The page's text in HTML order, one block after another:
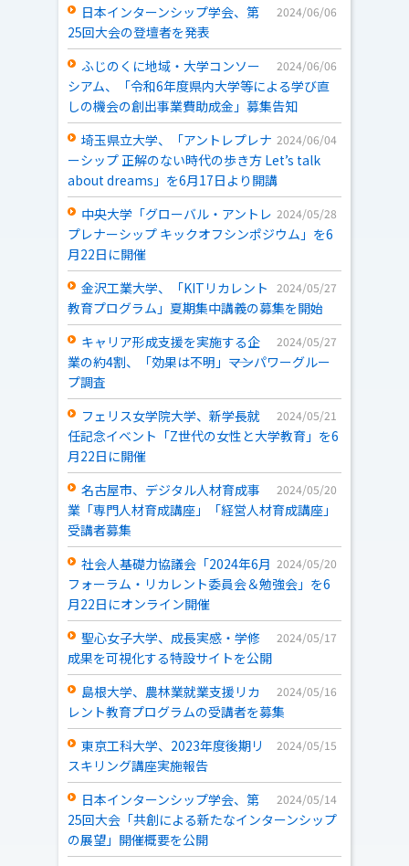
2024/06/06
日本インターンシップ学会、第
25回大会の登壇者を発表
2024/06/06
ふじのくに地域・大学コンソー
シアム、「令和6年度県内大学等による学び直
しの機会の創出事業費助成金」募集告知
2024/06/04
埼玉県立大学、「アントレプレナ
ーシップ 正解のない時代の歩き方 Let’s talk
about dreams」を6月17日より開講
2024/05/28
中央大学「グローバル・アントレ
プレナーシップ キックオフシンポジウム」を6
月22日に開催
2024/05/27
金沢工業大学、「KITリカレント
教育プログラム」夏期集中講義の募集を開始
2024/05/27
キャリア形成支援を実施する企
業の約4割、「効果は不明」――マンパワーグルー
プ調査
2024/05/21
フェリス女学院大学、新学長就
任記念イベント「Z世代の女性と大学教育」を6
月22日に開催
2024/05/20
名古屋市、デジタル人材育成事
業「専門人材育成講座」「経営人材育成講座」
受講者募集
2024/05/20
社会人基礎力協議会「2024年6月
フォーラム・リカレント委員会＆勉強会」を6
月22日にオンライン開催
2024/05/17
聖心女子大学、成長実感・学修
成果を可視化する特設サイトを公開
2024/05/16
島根大学、農林業就業支援リカ
レント教育プログラムの受講者を募集
2024/05/15
東京工科大学、2023年度後期リ
スキリング講座実施報告
2024/05/14
日本インターンシップ学会、第
25回大会「共創による新たなインターンシップ
の展望」開催概要を公開